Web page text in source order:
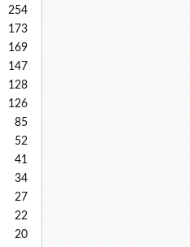
254
173
169
147
128
126
85
52
41
34
27
22
20